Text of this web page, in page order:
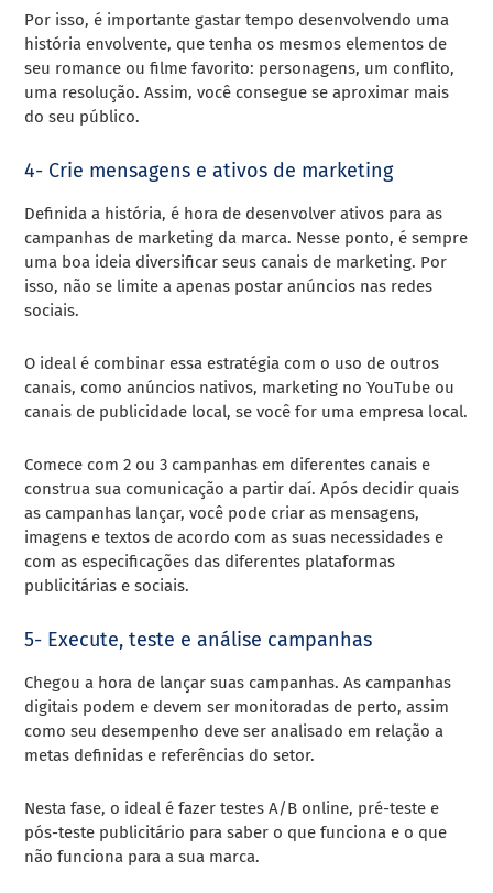
Por isso, é importante gastar tempo desenvolvendo uma
história envolvente, que tenha os mesmos elementos de
seu romance ou filme favorito: personagens, um conflito,
uma resolução. Assim, você consegue se aproximar mais
do seu público.
4- Crie mensagens e ativos de marketing
Definida a história, é hora de desenvolver ativos para as
campanhas de marketing da marca. Nesse ponto, é sempre
uma boa ideia diversificar seus canais de marketing. Por
isso, não se limite a apenas postar anúncios nas redes
sociais.
O ideal é combinar essa estratégia com o uso de outros
canais, como anúncios nativos, marketing no YouTube ou
canais de publicidade local, se você for uma empresa local.
Comece com 2 ou 3 campanhas em diferentes canais e
construa sua comunicação a partir daí. Após decidir quais
as campanhas lançar, você pode criar as mensagens,
imagens e textos de acordo com as suas necessidades e
com as especificações das diferentes plataformas
publicitárias e sociais.
5- Execute, teste e análise campanhas
Chegou a hora de lançar suas campanhas. As campanhas
digitais podem e devem ser monitoradas de perto, assim
como seu desempenho deve ser analisado em relação a
metas definidas e referências do setor.
Nesta fase, o ideal é fazer testes A/B online, pré-teste e
pós-teste publicitário para saber o que funciona e o que
não funciona para a sua marca.